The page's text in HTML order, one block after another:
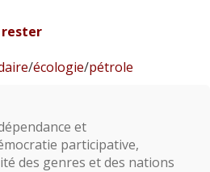
rester
/écologie/pétrole
et
participative,
des genres et des nations